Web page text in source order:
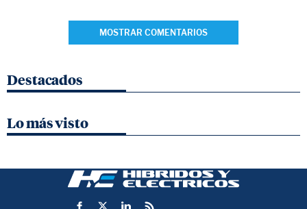
MOSTRAR COMENTARIOS
Destacados
Lo más visto